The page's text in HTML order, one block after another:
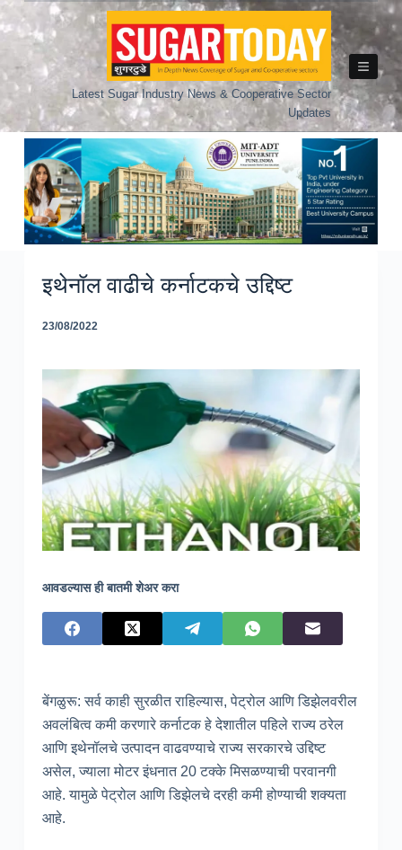
Skip
to
Latest Sugar Industry News & Cooperative Sector
Updates
इथेनॉल वाढीचे कर्नाटकचे उद्दिष्ट
23/08/2022
आवडल्यास ही बातमी शेअर करा
बेंगळुरू: सर्व काही सुरळीत राहिल्यास, पेट्रोल आणि डिझेलवरील
अवलंबित्व कमी करणारे कर्नाटक हे देशातील पहिले राज्य ठरेल
आणि इथेनॉलचे उत्पादन वाढवण्याचे राज्य सरकारचे उद्दिष्ट
असेल, ज्याला मोटर इंधनात 20 टक्के मिसळण्याची परवानगी
आहे. यामुळे पेट्रोल आणि डिझेलचे दरही कमी होण्याची शक्यता
आहे.